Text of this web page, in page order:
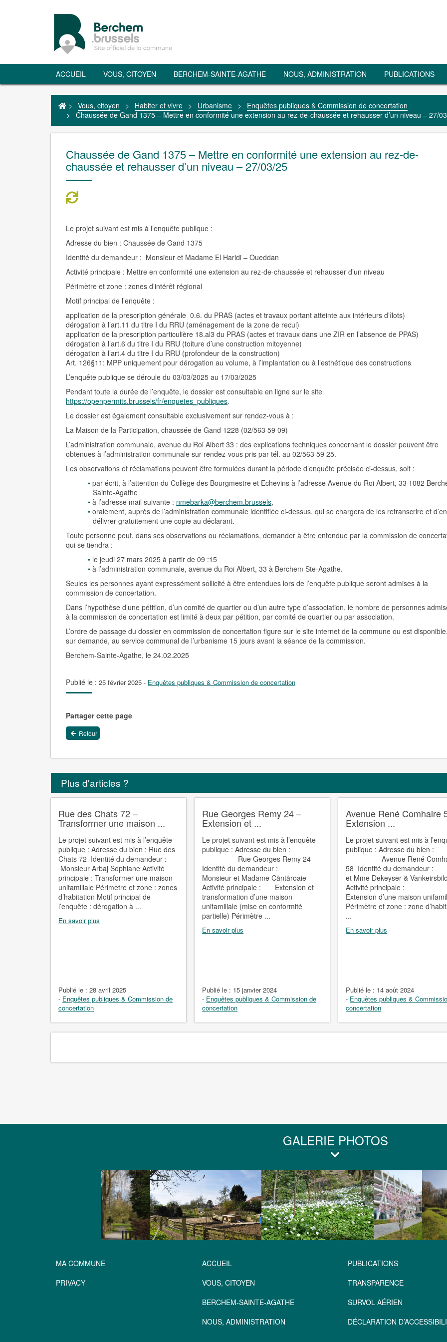
ACCUEIL VOUS, CITOYEN BERCHEM-SAINTE-AGATHE NOUS, ADMINISTRATION PUBLICATIONS
> Vous, citoyen > Habiter et vivre > Urbanisme >
Enquêtes publiques & Commission de concertation
> Chaussée de Gand 1375 – Mettre en conformité une extension au rez-de-chaussée et rehausser d’un niveau – 27/
Chaussée de Gand 1375 – Mettre en conformité une extension au rez-de-
chaussée et rehausser d’un niveau – 27/03/25
Le projet suivant est mis à l’enquête publique :
Adresse du bien : Chaussée de Gand 1375
Identité du demandeur : Monsieur et Madame El Haridi – Oueddan
Activité principale : Mettre en conformité une extension au rez-de-chaussée et rehausser d’un niveau
Périmètre et zone : zones d’intérêt régional
Motif principal de l’enquête :
application de la prescription générale 0.6. du PRAS (actes et travaux portant atteinte aux intérieurs d’îlots)
dérogation à l’art.11 du titre I du RRU (aménagement de la zone de recul)
application de la prescription particulière 18.al3 du PRAS (actes et travaux dans une ZIR en l’absence de PPAS)
dérogation à l’art.6 du titre I du RRU (toiture d’une construction mitoyenne)
dérogation à l’art.4 du titre I du RRU (profondeur de la construction)
Art. 126§11: MPP uniquement pour dérogation au volume, à l’implantation ou à l’esthétique des constructions
L’enquête publique se déroule du 03/03/2025 au 17/03/2025
Pendant toute la durée de l’enquête, le dossier est consultable en ligne sur le site
https://openpermits.brussels/fr/enquetes_publiques.
Le dossier est également consultable exclusivement sur rendez-vous à :
La Maison de la Participation, chaussée de Gand 1228 (02/563 59 09)
L’administration communale, avenue du Roi Albert 33 : des explications techniques concernant le dossier peuvent être
obtenues à l’administration communale sur rendez-vous pris par tél. au 02/563 59 25.
Les observations et réclamations peuvent être formulées durant la période d’enquête précisée ci-dessus, soit :
par écrit, à l’attention du Collège des Bourgmestre et Echevins à l’adresse Avenue du Roi Albert, 33 1082
Sain­te-Agathe
à l’adresse mail suivante : nmebarka@berchem.brussels,
oralement, auprès de l’administration communale identifiée ci-dessus, qui se chargera de les retranscrire et d’en
délivrer gratuitement une copie au déclarant.
Toute personne peut, dans ses observations ou réclamations, demander à être entendue par la commission de
qui se tiendra :
le jeudi 27 mars 2025 à partir de 09 :15
à l’administration communale, avenue du Roi Albert, 33 à Berchem Ste-Agathe.
Seules les personnes ayant expressément sollicité à être entendues lors de l’enquête publique seront admises à la
commission de concertation.
Dans l’hypothèse d’une pétition, d’un comité de quartier ou d’un autre type d’association, le nombre de personnes
à la commission de concertation est limité à deux par pétition, par comité de quartier ou par association.
L’ordre de passage du dossier en commission de concertation figure sur le site internet de la commune ou est disponible,
sur demande, au service communal de l’urbanisme 15 jours avant la séance de la commission.
Berchem-Sainte-Agathe, le 24.02.2025
Publié le : 25 février 2025 - Enquêtes publiques & Commission de concertation
Partager cette page
Retour
Plus d'articles ?
Rue des Chats 72 –
Transformer une maison ...
Le projet suivant est mis à l’enquête
publique : Adresse du bien : Rue des
Chats 72 Identité du demandeur :
Monsieur Arbaj Sophiane Activité
principale : Transformer une maison
unifamiliale Périmètre et zone : zones
d’habitation Motif principal de
l’enquête : dérogation à ...
En savoir plus
Publié le : 28 avril 2025
- Enquêtes publiques & Commission de
concertation
Rue Georges Remy 24 –
Extension et ...
Le projet suivant est mis à l’enquête
publique : Adresse du bien :
Rue Georges Remy 24
Identité du demandeur :
Monsieur et Madame Cãntãroaie
Activité principale : Extension et
transformation d’une maison
unifamiliale (mise en conformité
partielle) Périmètre ...
En savoir plus
Publié le : 15 janvier 2024
- Enquêtes publiques & Commission de
concertation
Avenue René Comhaire
Extension ...
Le projet suivant est mis à
publique : Adresse du bien :
Avenue René
58 Identité du demandeur
et Mme Dekeyser &
Activité principale :
Extension d’une maison
Périmètre et zone : zone
...
En savoir plus
Publié le : 14 août 2024
- Enquêtes publiques &
concertation
GALERIE PHOTOS
MA COMMUNE
PRIVACY
ACCUEIL
VOUS, CITOYEN
BERCHEM-SAINTE-AGATHE
NOUS, ADMINISTRATION
PUBLICATIONS
TRANSPARENCE
SURVOL AÉRIEN
DÉCLARATION